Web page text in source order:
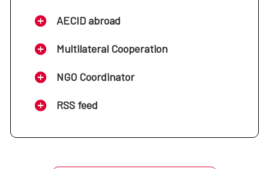
AECID abroad
Multilateral Cooperation
NGO Coordinator
RSS feed